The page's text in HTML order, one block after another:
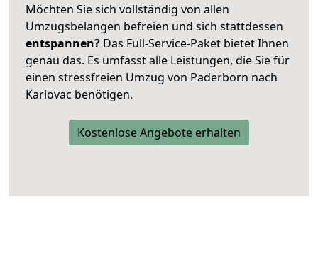
Möchten Sie sich vollständig von allen
Umzugsbelangen befreien und sich stattdessen
entspannen? Das Full-Service-Paket bietet Ihnen
genau das. Es umfasst alle Leistungen, die Sie für
einen stressfreien Umzug von Paderborn nach
Karlovac benötigen.
Kostenlose Angebote erhalten